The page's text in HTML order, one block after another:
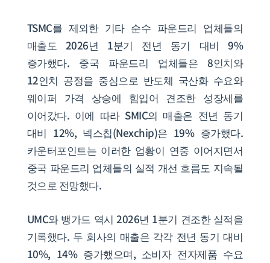
TSMC를 제외한 기타 순수 파운드리 업체들의
매출도 2026년 1분기 전년 동기 대비 9%
증가했다. 중국 파운드리 업체들은 8인치와
12인치 공정을 중심으로 반도체 국산화 수요와
웨이퍼 가격 상승에 힘입어 견조한 성장세를
이어갔다. 이에 따라 SMIC의 매출은 전년 동기
대비 12%, 넥스칩(Nexchip)은 19% 증가했다.
카운터포인트는 이러한 업황이 연중 이어지면서
중국 파운드리 업체들의 실적 개선 흐름도 지속될
것으로 전망했다.
UMC와 뱅가드 역시 2026년 1분기 견조한 실적을
기록했다. 두 회사의 매출은 각각 전년 동기 대비
10%, 14% 증가했으며, 소비자 전자제품 수요